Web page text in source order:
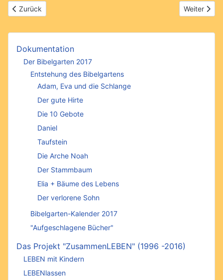
Vorheriger Beitrag: 65. Ev. Kita Kaulsdorf
Zurück Nächster
Weiter
Dokumentation
Der Bibelgarten 2017
Entstehung des Bibelgartens
Adam, Eva und die Schlange
Der gute Hirte
Die 10 Gebote
Daniel
Taufstein
Die Arche Noah
Der Stammbaum
Elia + Bäume des Lebens
Der verlorene Sohn
Bibelgarten-Kalender 2017
"Aufgeschlagene Bücher"
Das Projekt "ZusammenLEBEN" (1996 -2016)
LEBEN mit Kindern
LEBENlassen